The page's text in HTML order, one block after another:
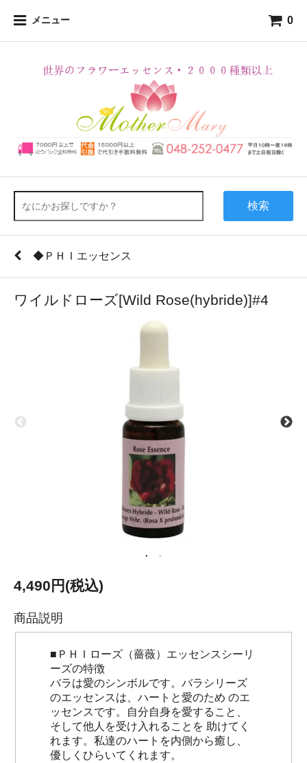
メニュー 0
検索
◆ＰＨＩエッセンス
ワイルドローズ[Wild Rose(hybride)]#4
4,490円(税込)
商品説明
■ＰＨＩローズ（薔薇）エッセンスシーリ
ーズの特徴
バラは愛のシンボルです。バラシリーズ
のエッセンスは、ハートと愛のため のエ
ッセンスです。自分自身を愛すること、
そして他人を受け入れることを 助けてく
れます。私達のハートを内側から癒し、
優しくひらいてくれます。